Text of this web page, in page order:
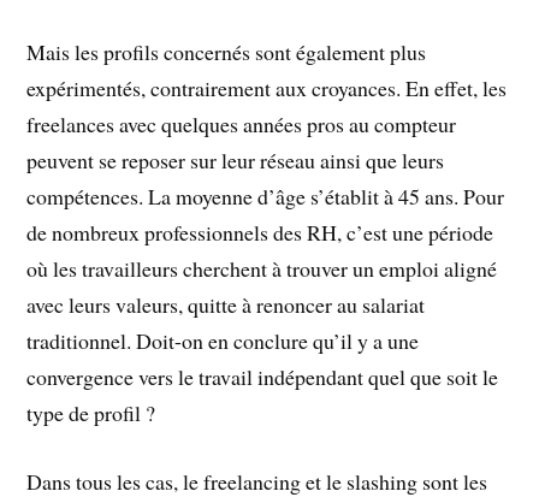
Mais les profils concernés sont également plus
expérimentés, contrairement aux croyances. En effet, les
freelances avec quelques années pros au compteur
peuvent se reposer sur leur réseau ainsi que leurs
compétences. La moyenne d’âge s’établit à 45 ans. Pour
de nombreux professionnels des RH, c’est une période
où les travailleurs cherchent à trouver un emploi aligné
avec leurs valeurs, quitte à renoncer au salariat
traditionnel. Doit-on en conclure qu’il y a une
convergence vers le travail indépendant quel que soit le
type de profil ?
Dans tous les cas, le freelancing et le slashing sont les